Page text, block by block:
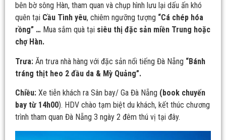
bên bờ sông Hàn, tham quan và chụp hình lưu lại dấu ấn khó
quên tại Cầu Tình yêu, chiêm ngưỡng tượng “Cá chép hóa
rồng” … Mua sắm quà tại siêu thị đặc sản miền Trung hoặc
chợ Hàn.
Trưa: Ăn trưa nhà hàng với đặc sản nổi tiếng Đà Nẵng “Bánh
tráng thịt heo 2 đầu da & Mỳ Quảng”.
Chiều: Xe tiễn khách ra Sân bay/ Ga Đà Nẵng (book chuyến
bay từ 14h00). HDV chào tạm biệt du khách, kết thúc chương
trình tham quan Đà Nẵng 3 ngày 2 đêm thú vị tại đây.